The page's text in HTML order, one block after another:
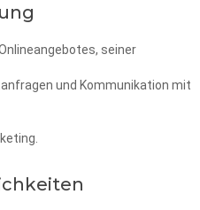
seiner
und Kommunikation mit